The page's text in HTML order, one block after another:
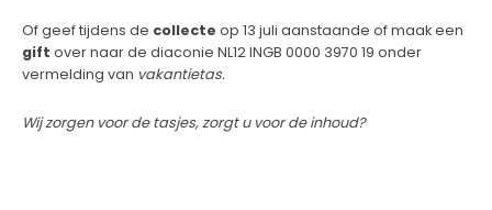
Of geef tijdens de collecte op 13 juli aanstaande of maak een
gift over naar de diaconie NL12 INGB 0000 3970 19 onder
vermelding van vakantietas.
Wij zorgen voor de tasjes, zorgt u voor de inhoud?